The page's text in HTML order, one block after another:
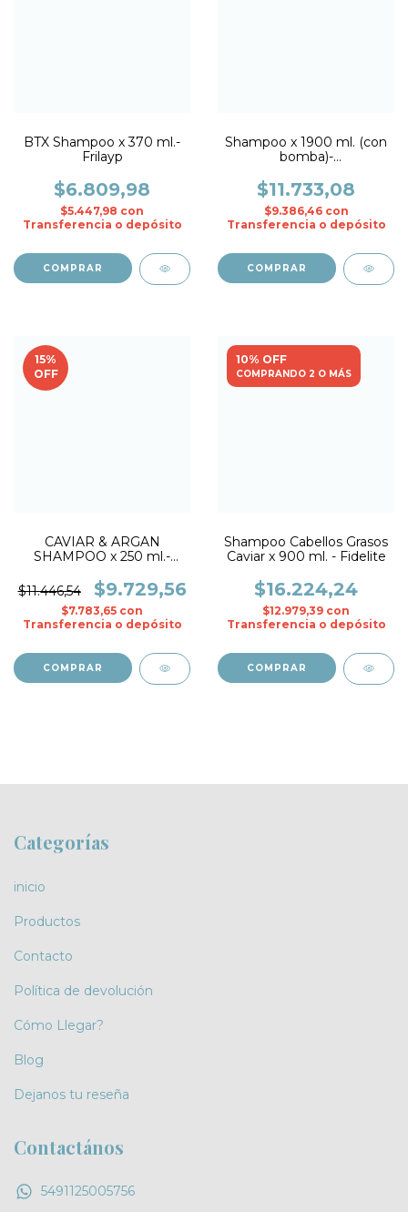
BTX Shampoo x 370 ml.-
Frilayp
$6.809,98
$5.447,98 con
Transferencia o depósito
Shampoo x 1900 ml. (con
bomba)-
C/CREATINA- Nov
$11.733,08
$9.386,46 con
Transferencia o depósito
15%
OFF
CAVIAR & ARGAN
SHAMPOO x 250 ml.-
$11.446,54
$9.729,56
$7.783,65 con
Transferencia o depósito
10% OFF
COMPRANDO 2 O MÁS
Shampoo Cabellos Grasos
Caviar x 900 ml. - Fidelite
$16.224,24
$12.979,39 con
Transferencia o depósito
Categorías
inicio
Productos
Contacto
Política de devolución
Cómo Llegar?
Blog
Dejanos tu reseña
Contactános
5491125005756